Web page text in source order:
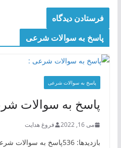
پاسخ به سوالات شرعی
پاسخ به سوالات شرعی
پاسخ به سوالات
می 16, 2022 فروغ هدایت
بازدیدها: 536پاسخ به